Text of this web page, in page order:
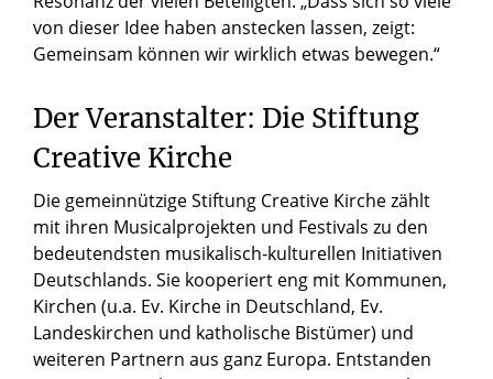
von dieser Idee haben anstecken lassen, zeigt:
Gemeinsam können wir wirklich etwas bewegen.“
Der Veranstalter: Die Stiftung
Creative Kirche
Die gemeinnützige Stiftung Creative Kirche zählt
mit ihren Musicalprojekten und Festivals zu den
bedeutendsten musikalisch-kulturellen Initiativen
Deutschlands. Sie kooperiert eng mit Kommunen,
Kirchen (u.a. Ev. Kirche in Deutschland, Ev.
Landeskirchen und katholische Bistümer) und
weiteren Partnern aus ganz Europa. Entstanden